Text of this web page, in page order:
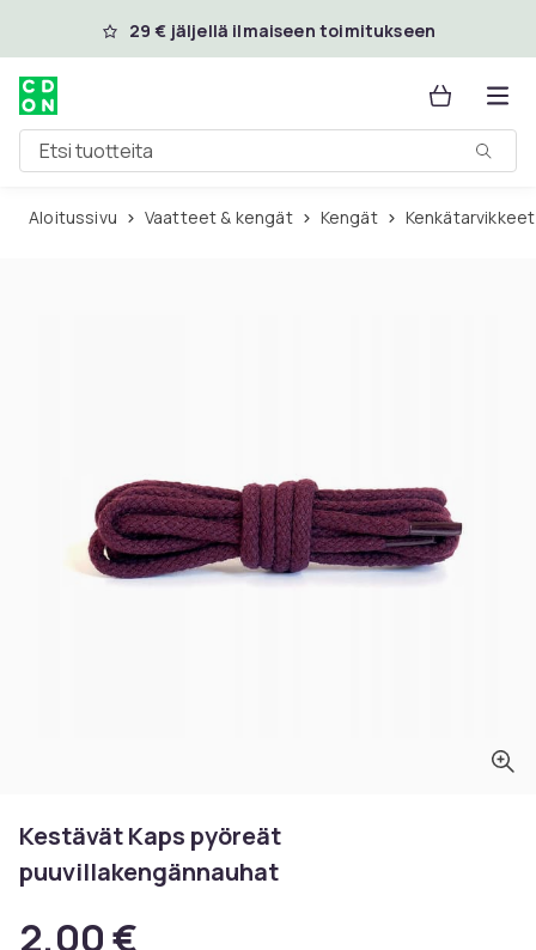
Ohita ja siirry pääsisältöön
29 € jäljellä ilmaiseen toimitukseen
Etsi tuotteita
Aloitussivu Vaatteet & kengät Kengät Kenkätarvikkeet
Kestävät Kaps pyöreät
puuvillakengännauhat
2,00 €